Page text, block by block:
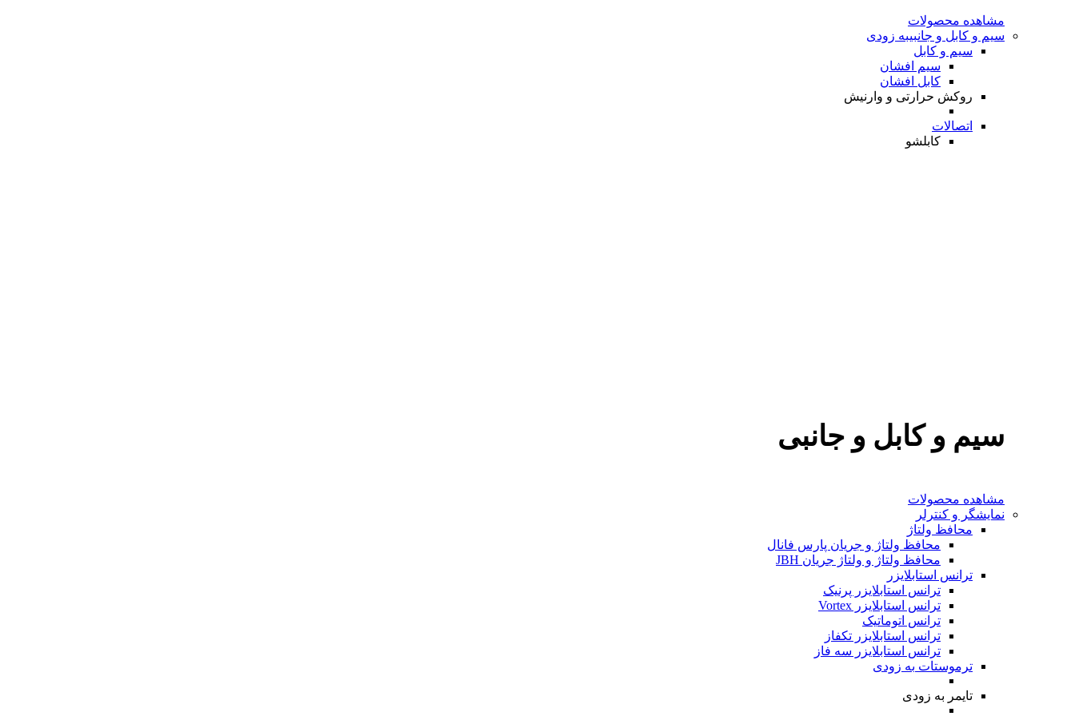
مشاهده محصولات
سیم و کابل و جانبیبه زودی
سیم و کابل
سیم افشان
کابل افشان
روکش حرارتی و وارنیش
اتصالات
کابلشو
سیم و کابل و جانبی
مشاهده محصولات
نمایشگر و کنترلر
محافظ ولتاژ
محافظ ولتاژ و جریان پارس فانال
محافظ ولتاژ و ولتاژ جریان JBH
ترانس استابلایزر
ترانس استابلایزر پرنیک
ترانس استابلایزر Vortex
ترانس اتوماتیک
ترانس استابلایزر تکفاز
ترانس استابلایزر سه فاز
ترموستات به‌ زودی
تایمر به‌ زودی